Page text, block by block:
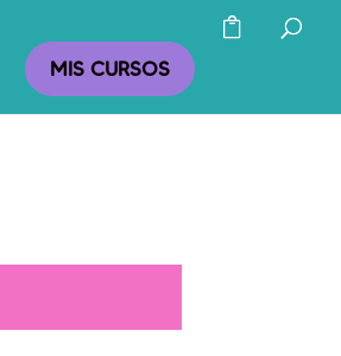
MIS CURSOS